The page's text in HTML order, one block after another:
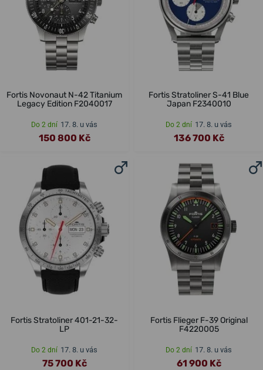
Fortis Novonaut N-42 Titanium
Legacy Edition F2040017
Do 2 dní 17. 8. u vás
150 800 Kč
Fortis Stratoliner S-41 Blue
Japan F2340010
Do 2 dní 17. 8. u vás
136 700 Kč
Fortis Stratoliner 401-21-32-
LP
Do 2 dní 17. 8. u vás
75 700 Kč
Fortis Flieger F-39 Original
F4220005
Do 2 dní 17. 8. u vás
61 900 Kč